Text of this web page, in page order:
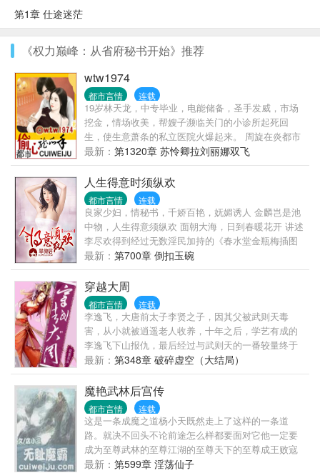
第1章 仕途迷茫
《权力巅峰：从省府秘书开始》推荐
wtw1974
都市言情 连载
19岁林天龙，中专毕业，电能储备，圣手发威，市场
挖金，情场收美，帮嫂子濒临关门的小诊所起死回
生，使生意萧条的私立医院火爆起来。 周旋在炎都市
政经法文教卫官员之间，卷入争权夺利官场斗争之
中，白领、医护、警花、教师，美少女萝莉、妩媚少
妇、成熟美妇，最后建立属于自己的经济帝国美女后
宫。
最新： 第1320章 苏怜卿拉刘丽娜双飞
人生得意时须纵欢
都市言情 连载
良家少妇，情秘书，千娇百艳，妩媚诱人 金麟岂是池
中物，人生得意须纵欢 面朝大海，日到春暖花开 讲述
李尽欢得到经过无数淫民加持的《春水堂金瓶梅插图
本》的金瓶神气之后，无数姑娘们有福了的故事！
最新： 第700章 倒扣玉碗
穿越大周
都市言情 连载
李逸飞，大唐前太子李贤之子，因其父被武则天毒
害，从小就被逍遥老人收养，十年之后，学艺有成的
李逸飞下山报仇，最后经过与武则天的一番较量终于
将女皇降服，成功光复李唐江山，揽江山美人于一
身，享受人间帝王之风流。
最新： 第348章 破碎虚空（大结局）
魔艳武林后宫传
都市言情 连载
这是一条成魔之道杨小天既然走上了这样的一条道
路。就决不回头不论前途怎么样都要面对它他一定要
成为至尊武林的至尊江湖的至尊天下的至尊成王败寇
成功了他就是名传千古的霸主失败了他就是遗臭万年
最新： 第599章 淫荡仙子